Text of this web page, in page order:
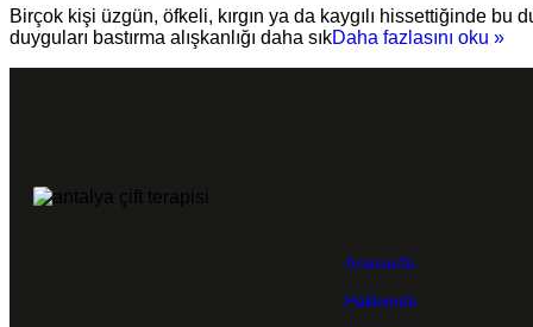
Birçok kişi üzgün, öfkeli, kırgın ya da kaygılı hissettiğinde
duyguları bastırma alışkanlığı daha sıkDaha fazlasını oku »
Anasayfa
Hakkımda